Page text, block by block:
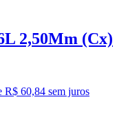
2,50Mm (Cx)
R$ 60,84 sem juros